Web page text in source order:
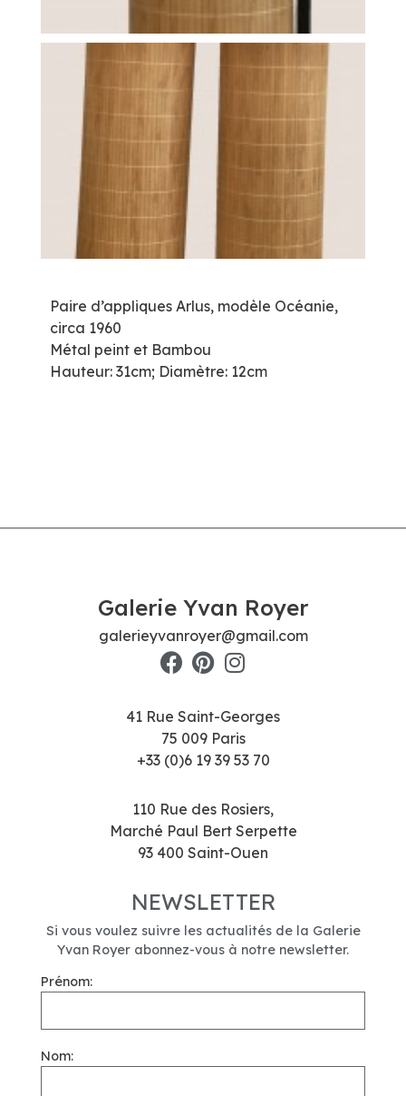
Paire d’appliques Arlus, modèle Océanie,
circa 1960
Métal peint et Bambou
Hauteur: 31cm; Diamètre: 12cm
Galerie Yvan Royer
galerieyvanroyer@gmail.com
41 Rue Saint-Georges
75 009 Paris
+33 (0)6 19 39 53 70
110 Rue des Rosiers,
Marché Paul Bert Serpette
93 400 Saint-Ouen
NEWSLETTER
Si vous voulez suivre les actualités de la Galerie
Yvan Royer abonnez-vous à notre newsletter.
Prénom:
Nom: